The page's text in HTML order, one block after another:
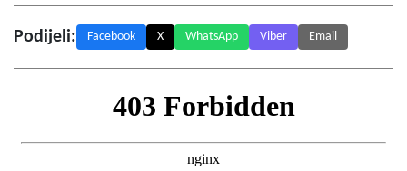
Podijeli: Facebook X WhatsApp Viber Email